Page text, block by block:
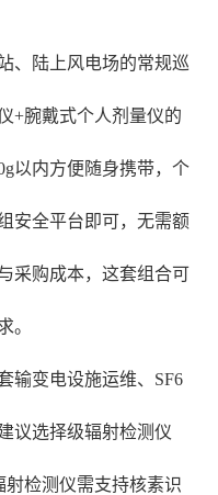
、陆上风电场的常规巡
+腕戴式个人剂量仪的
以内方便随身携带，个
安全平台即可，无需额
采购成本，这套组合可
。
输变电设施运维、SF6
议选择级辐射检测仪
检测仪需支持核素识